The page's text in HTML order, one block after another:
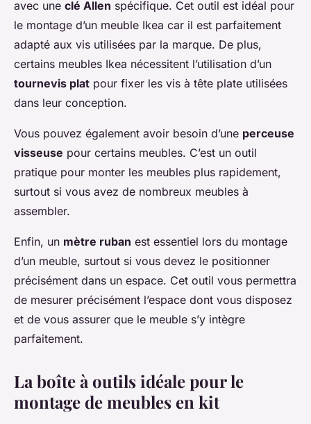
avec une clé Allen spécifique. Cet outil est idéal pour
le montage d’un meuble Ikea car il est parfaitement
adapté aux vis utilisées par la marque. De plus,
certains meubles Ikea nécessitent l’utilisation d’un
tournevis plat pour fixer les vis à tête plate utilisées
dans leur conception.
Vous pouvez également avoir besoin d’une perceuse
visseuse pour certains meubles. C’est un outil
pratique pour monter les meubles plus rapidement,
surtout si vous avez de nombreux meubles à
assembler.
Enfin, un mètre ruban est essentiel lors du montage
d’un meuble, surtout si vous devez le positionner
précisément dans un espace. Cet outil vous permettra
de mesurer précisément l’espace dont vous disposez
et de vous assurer que le meuble s’y intègre
parfaitement.
La boîte à outils idéale pour le
montage de meubles en kit